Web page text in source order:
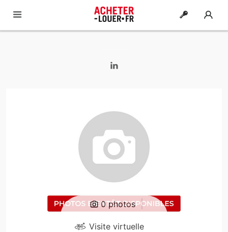
0 photos |
Visite virtuelle